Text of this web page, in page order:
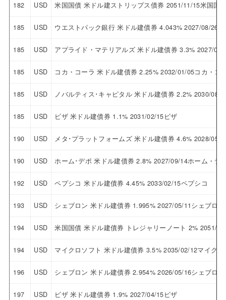
182 USD 米国国債 米ドル建ストリップス債券 2051/11/15米国国
185 USD ウエストパック銀行 米ドル建債券 4.043% 2027/08/26
185 USD アプライド・マテリアルズ 米ドル建債券 3.3% 2027/
185 USD コカ・コーラ 米ドル建債券 2.25% 2032/01/05コカ・コ
185 USD ノバルティス･キャピタル 米ドル建債券 2.2% 2030/08/
185 USD ビザ 米ドル建債券 1.1% 2031/02/15ビザ
190 USD メタ･プラットフォームズ 米ドル建債券 4.6% 2028/05/
190 USD ホーム･デポ 米ドル建債券 2.8% 2027/09/14ホーム・デ
192 USD ペプシコ 米ドル建債券 4.45% 2033/02/15ペプシコ
193 USD シェブロン 米ドル建債券 1.995% 2027/05/11シェブロン
194 USD 米国国債 米ドル建債券 トレジャリーノート 2% 2051/
194 USD マイクロソフト 米ドル建債券 3.5% 2035/02/12マイクロ
196 USD シェブロン 米ドル建債券 2.954% 2026/05/16シェブロン
197 USD ビザ 米ドル建債券 1.9% 2027/04/15ビザ